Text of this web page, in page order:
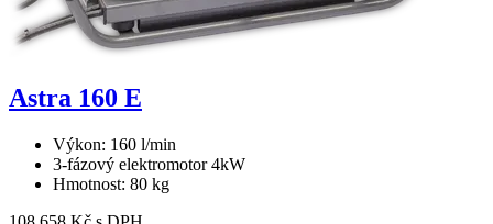
Astra 160 E
Výkon: 160 l/min
3-fázový elektromotor 4kW
Hmotnost: 80 kg